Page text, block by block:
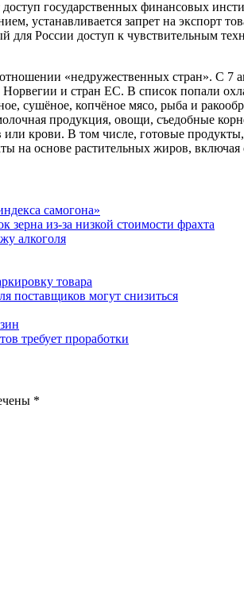
государственных финансовых
устанавливается запрет на экспорт
для России доступ к чувствительным
«недружественных стран». С 7
и стран ЕС. В список попали
сушёное, копчёное мясо, рыба и
продукция, овощи, съедобные
крови. В том числе, готовые
на основе растительных жиров,
самогона»
зерна из-за низкой стоимости фрахта
алкоголя
товара
поставщиков могут снизиться
требует проработки
*